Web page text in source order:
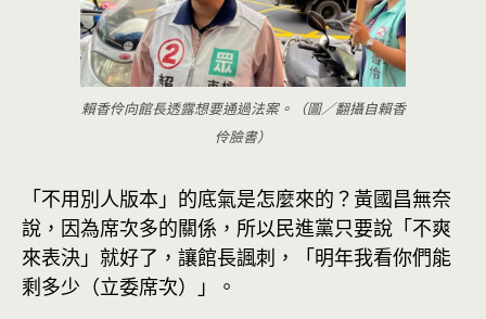
賴香伶向館長透露想要通過法案。（圖／翻攝自賴香
伶臉書）
「不用別人版本」的底氣是怎麼來的？黃國昌無奈
說，因為席次多的關係，所以民進黨只要說「不爽
來表決」就好了，讓館長諷刺，「明年我看你們能
剩多少（立委席次）」。